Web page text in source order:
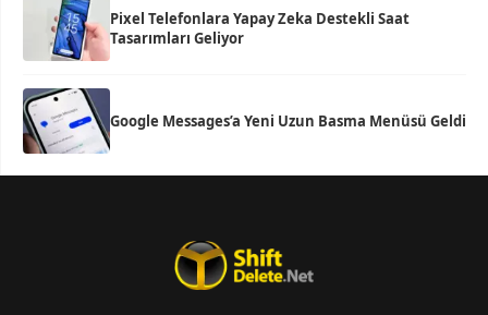
Pixel Telefonlara Yapay Zeka Destekli Saat
Tasarımları Geliyor
Google Messages’a Yeni Uzun Basma Menüsü Geldi